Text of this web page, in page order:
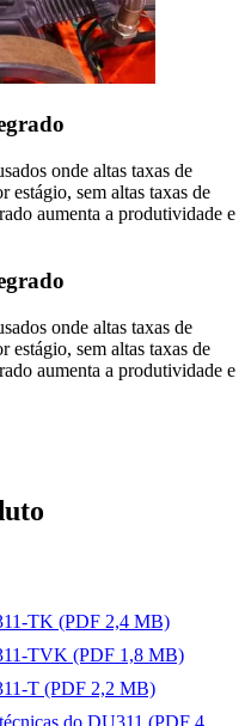
onde altas taxas de
estágio, sem altas taxas de
aumenta a produtividade e
onde altas taxas de
estágio, sem altas taxas de
aumenta a produtividade e
TK (PDF 2,4 MB)
TVK (PDF 1,8 MB)
T (PDF 2,2 MB)